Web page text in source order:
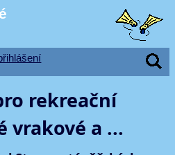
rekreační
vrakové a ...